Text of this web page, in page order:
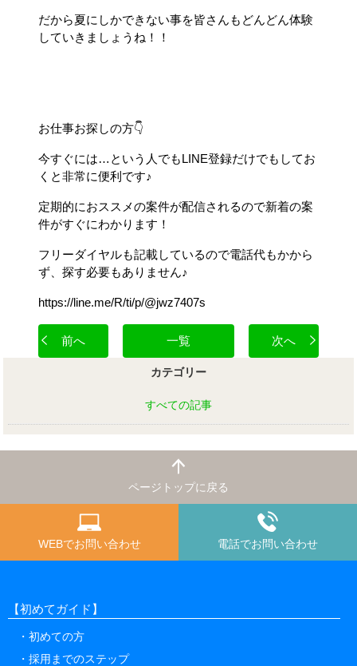
だから夏にしかできない事を皆さんもどんどん体験
していきましょうね！！
お仕事お探しの方👇
今すぐには…という人でもLINE登録だけでもしてお
くと非常に便利です♪
定期的におススメの案件が配信されるので新着の案
件がすぐにわかります！
フリーダイヤルも記載しているので電話代もかから
ず、探す必要もありません♪
https://line.me/R/ti/p/@jwz7407s
前へ 一覧 次へ
カテゴリー
すべての記事
ページトップに戻る
WEBでお問い合わせ 電話でお問い合わせ
【初めてガイド】
初めての方
採用までのステップ